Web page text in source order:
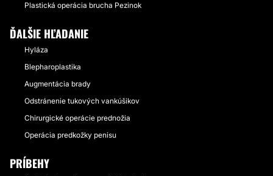
Plastická operácia brucha Pezinok
ĎALŠIE HĽADANIE
Hyláza
Blepharoplastika
Augmentácia brady
Odstránenie tukových vankúšikov
Chirurgické operácie prednožia
Operácia predkožky penisu
PRÍBEHY